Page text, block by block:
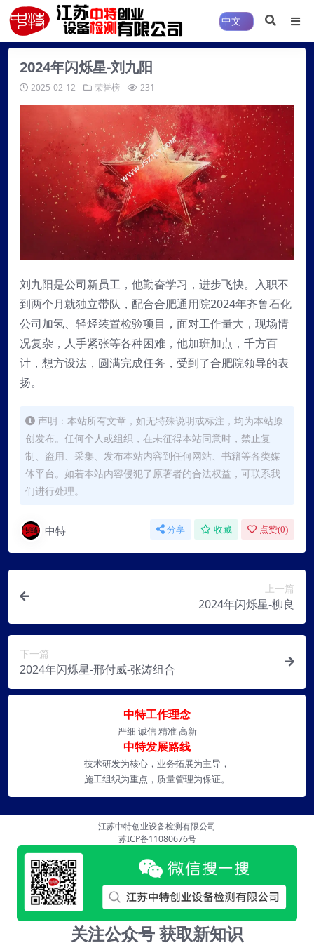
2024年闪烁星-刘九阳
2025-02-12 荣誉榜 231
刘九阳是公司新员工，他勤奋学习，进步飞快。入职不
到两个月就独立带队，配合合肥通用院2024年齐鲁石化
公司加氢、轻烃装置检验项目，面对工作量大，现场情
况复杂，人手紧张等各种困难，他加班加点，千方百
计，想方设法，圆满完成任务，受到了合肥院领导的表
扬。
声明：本站所有文章，如无特殊说明或标注，均为本站原
创发布。任何个人或组织，在未征得本站同意时，禁止复
制、盗用、采集、发布本站内容到任何网站、书籍等各类媒
体平台。如若本站内容侵犯了原著者的合法权益，可联系我
们进行处理。
中特 分享 收藏 点赞(0)
上一篇
2024年闪烁星-柳良
下一篇
2024年闪烁星-邢付威-张涛组合
中特工作理念
严细 诚信 精准 高新
中特发展路线
技术研发为核心，业务拓展为主导，
施工组织为重点，质量管理为保证。
江苏中特创业设备检测有限公司
苏ICP备11080676号
关注公众号 获取新知识